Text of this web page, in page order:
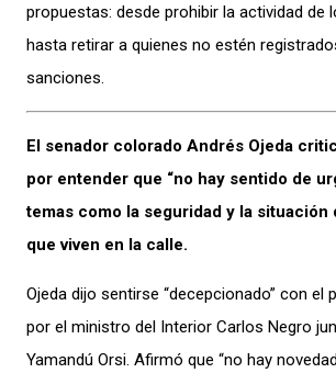
propuestas: desde prohibir la actividad de
hasta retirar a quienes no estén
sanciones.
El senador colorado Andrés Ojeda
por entender que “no hay sentido de
temas como la seguridad y la situación
que viven en la calle.
Ojeda dijo sentirse “decepcionado” con el
por el ministro del Interior Carlos Negro
Yamandú Orsi. Afirmó que “no hay